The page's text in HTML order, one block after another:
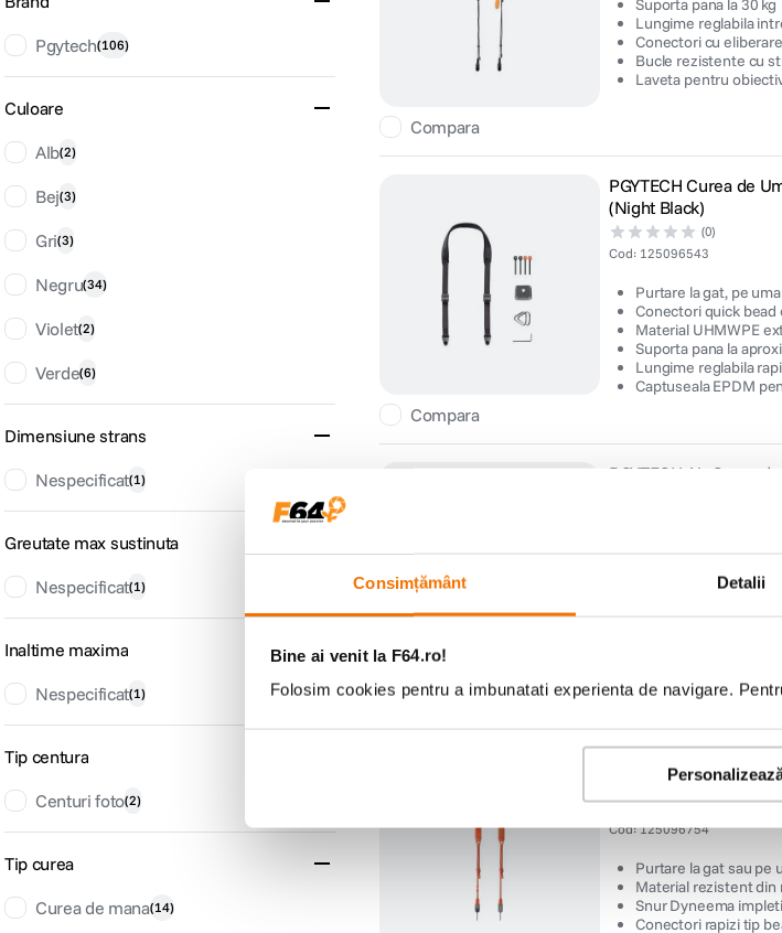
Consimțământ Detalii
Bine ai venit la F64.ro!
Folosim cookies pentru a imbunatati experienta de navigare.
Pgytech(106)
Culoare
Alb(2)
Bej(3)
Gri(3)
Negru(34)
Violet(2)
Verde(6)
Dimensiune strans
Nespecificat(1)
Greutate max sustinuta
Nespecificat(1)
Inaltime maxima
Nespecificat(1)
Tip centura
Centuri foto(2)
Tip curea
Curea de mana(14)
Compara
Suporta pana la 30 kg
Lungime reglabila
Conectori cu
Bucle rezistente cu
Laveta pentru
Compara
PGYTECH Curea de
(Night Black)
(0)
Cod: 125096543
Purtare la gat, pe
Conectori quick bead
Material UHMWPE
Suporta pana la
Lungime reglabila
Captuseala EPDM
Compara
PGYTECH Air Curea
Purtare la gat sau pe
Snur Dyneema
PGYTECH Curea de
(Vibrant Orange)
(0)
Cod:125096754
Purtare la gat sau pe
Material rezistent din
Snur Dyneema
Conectori rapizi tip